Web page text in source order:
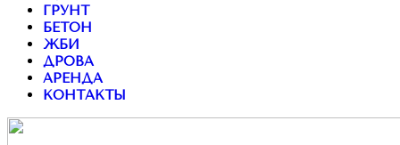
ГРУНТ
БЕТОН
ЖБИ
ДРОВА
АРЕНДА
КОНТАКТЫ